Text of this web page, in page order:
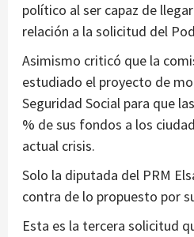
político al ser capaz de
relación a la solicitud del
Asimismo criticó que la
estudiado el proyecto de
Seguridad Social para que
% de sus fondos a los
actual crisis.
Solo la diputada del PRM
contra de lo propuesto por
Esta es la tercera solicitud